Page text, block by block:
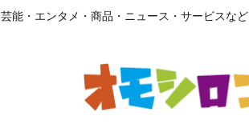
芸能・エンタメ・商品・ニュース・サービスな